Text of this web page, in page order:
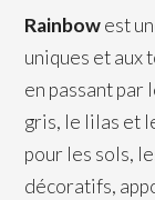
Rainbowest
uniques et aux
en passant par
gris, le lilas et
pour les sols,
décoratifs,